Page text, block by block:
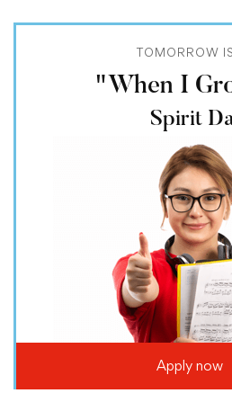
TOMORROW
"When I
Spirit
Apply now